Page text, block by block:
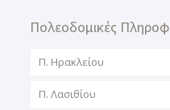
Πολεοδομικές
Π. Ηρακλείου
Π. Λασιθίου